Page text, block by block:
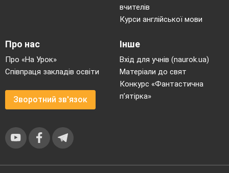
вчителів
Курси англійської мови
Про нас
Про «На Урок»
Співпраця закладів освіти
Зворотний зв'язок
Інше
Вхід для учнів (naurok.ua)
Матеріали до свят
Конкурс «Фантастична
п’ятірка»